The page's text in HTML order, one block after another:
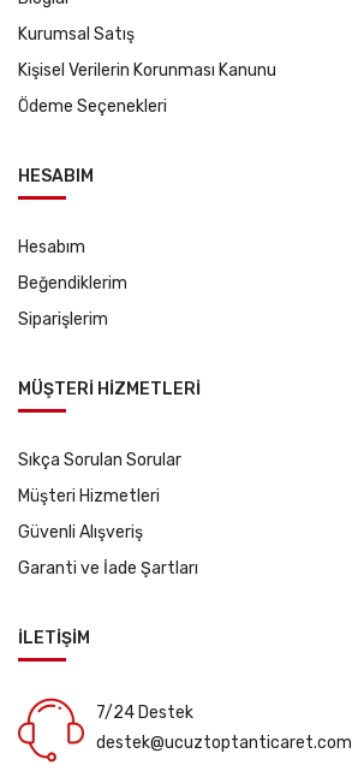
Kurumsal Satış
Kişisel Verilerin Korunması Kanunu
Ödeme Seçenekleri
HESABIM
Hesabım
Beğendiklerim
Siparişlerim
MÜŞTERİ HİZMETLERİ
Sıkça Sorulan Sorular
Müşteri Hizmetleri
Güvenli Alışveriş
Garanti ve İade Şartları
İLETİŞİM
7/24 Destek
destek@ucuztoptanticaret.com